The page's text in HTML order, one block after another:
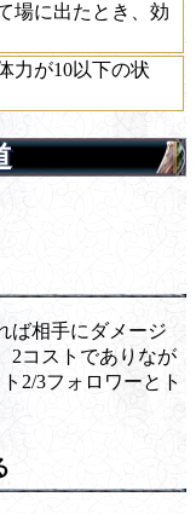
場に出たとき、効
力が10以下の状
ば相手にダメージ
2コストでありなが
2/3フォロワーとト